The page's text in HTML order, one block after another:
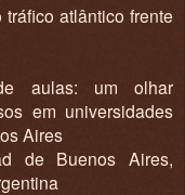
atlântico frente
aulas: um olhar
em universidades
Aires
de Buenos Aires,